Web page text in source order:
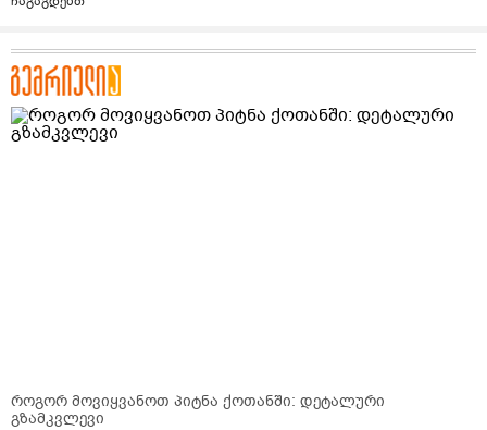
როგორ მოვიყვანოთ პიტნა ქოთანში: დეტალური
გზამკვლევი